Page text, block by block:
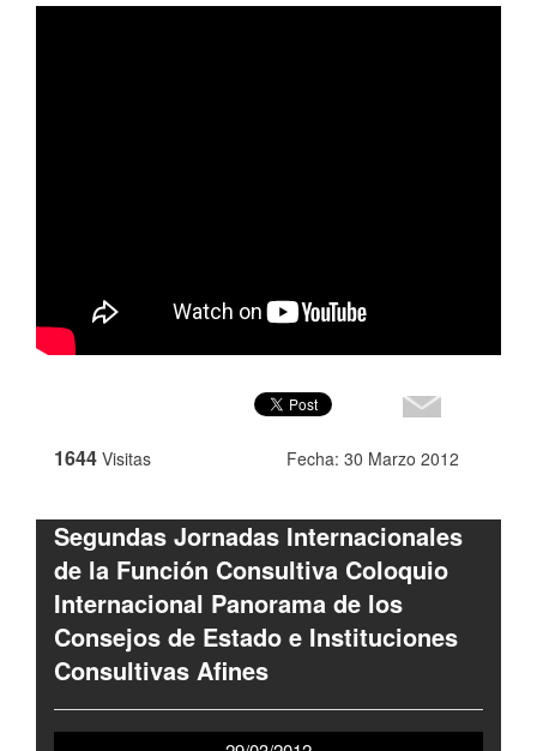
1644 Visitas Fecha: 30 Marzo 2012
Segundas Jornadas Internacionales
de la Función Consultiva Coloquio
Internacional Panorama de los
Consejos de Estado e Instituciones
Consultivas Afines